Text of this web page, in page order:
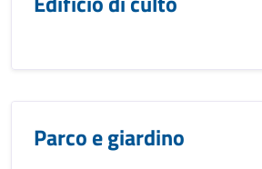
Parco e giardino